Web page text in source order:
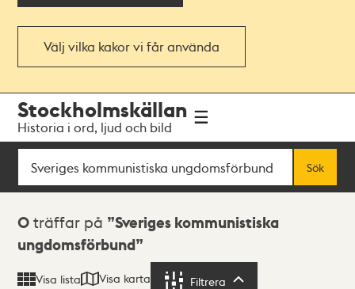
Välj vilka kakor vi får använda
navigationen
huvudinnehållet
Stockholmskällan
Historia i ord, ljud och bild
Sök
Sök
Sökresultat
0 träffar på
Sveriges kommunistiska
ungdomsförbund
Visa lista Visa karta Filtrera